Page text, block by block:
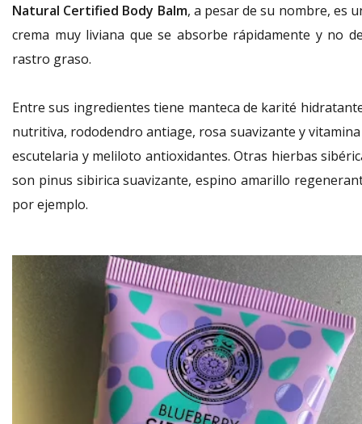
Natural Certified Body Balm, a pesar de su nombre, es
crema muy liviana que se absorbe rápidamente y no
rastro graso.
Entre sus ingredientes tiene manteca de karité
nutritiva, rododendro antiage, rosa suavizante y vitamina
escutelaria y meliloto antioxidantes. Otras hierbas
son pinus sibirica suavizante, espino amarillo
por ejemplo.